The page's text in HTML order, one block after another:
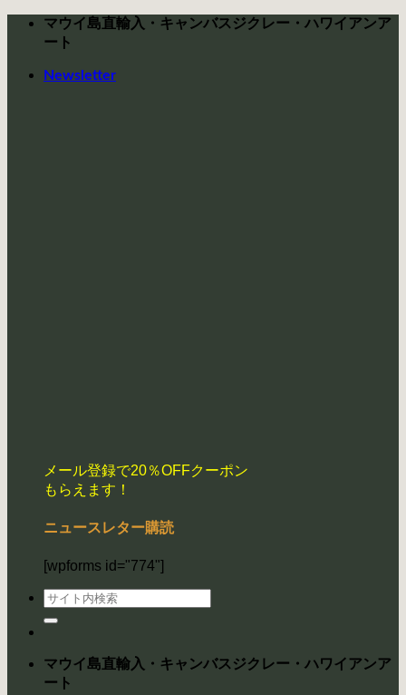
Skip
マウイ島直輸入・キャンバスジクレー・ハワイアンア
ート
Newsletter
メール登録で20％OFFクーポン
もらえます！
ニュースレター購読
[wpforms id="774"]
検
索
マウイ島直輸入・キャンバスジクレー・ハワイアンア
ート